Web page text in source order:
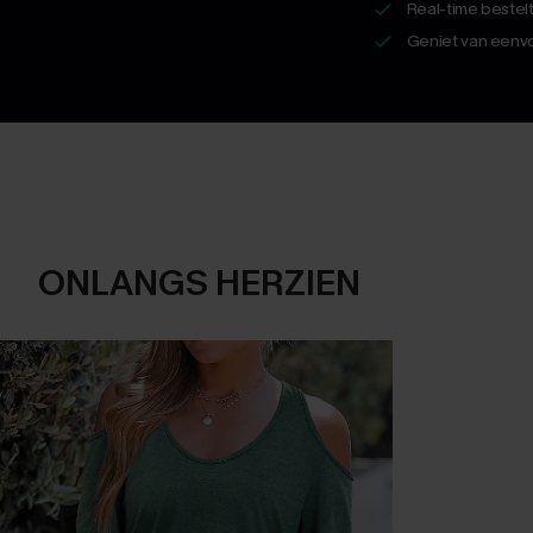
Real-time
Geniet van
ONLANGS HERZIEN